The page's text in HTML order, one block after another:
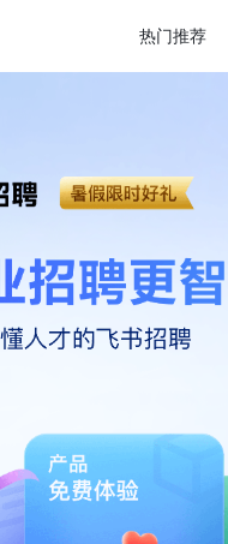
热门推荐